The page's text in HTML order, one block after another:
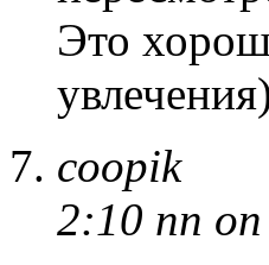
Это
coopik
2:10 пп on